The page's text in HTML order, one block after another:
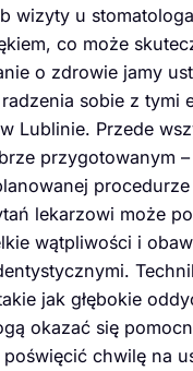
wizyty u
co może
o zdrowie jamy
sobie z tymi
Lublinie. Przede
przygotowanym
lekarzowi może
wątpliwości i
jak głębokie
okazać się
chwilę na